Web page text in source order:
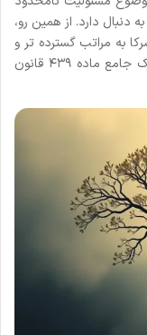
دارد. از همین رو،
به مراتب گسترده تر و
جدی تر از شرکای شرکت های سرمایه است. درک جامع ماده ۴۳۹ قانون